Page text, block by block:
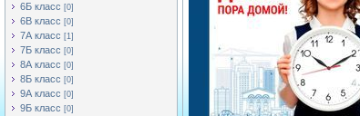
6Б класс [0]
6В класс [0]
7А класс [1]
7Б класс [0]
8А класс [0]
8Б класс [0]
9А класс [0]
9Б класс [0]